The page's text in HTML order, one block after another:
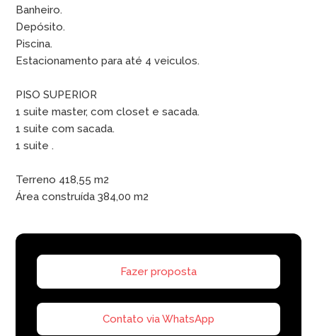
Banheiro.
Depósito.
Piscina.
Estacionamento para até 4 veiculos.
PISO SUPERIOR
1 suite master, com closet e sacada.
1 suite com sacada.
1 suite .
Terreno 418,55 m2
Área construída 384,00 m2
Fazer proposta
Contato via WhatsApp